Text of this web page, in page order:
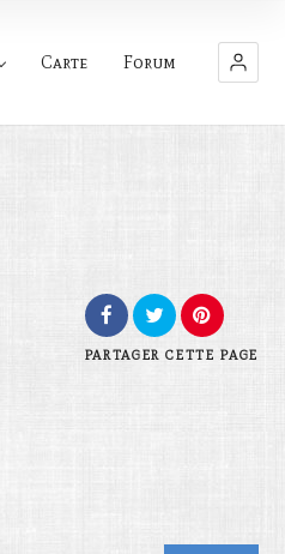
Carte Forum
PARTAGER CETTE PAGE